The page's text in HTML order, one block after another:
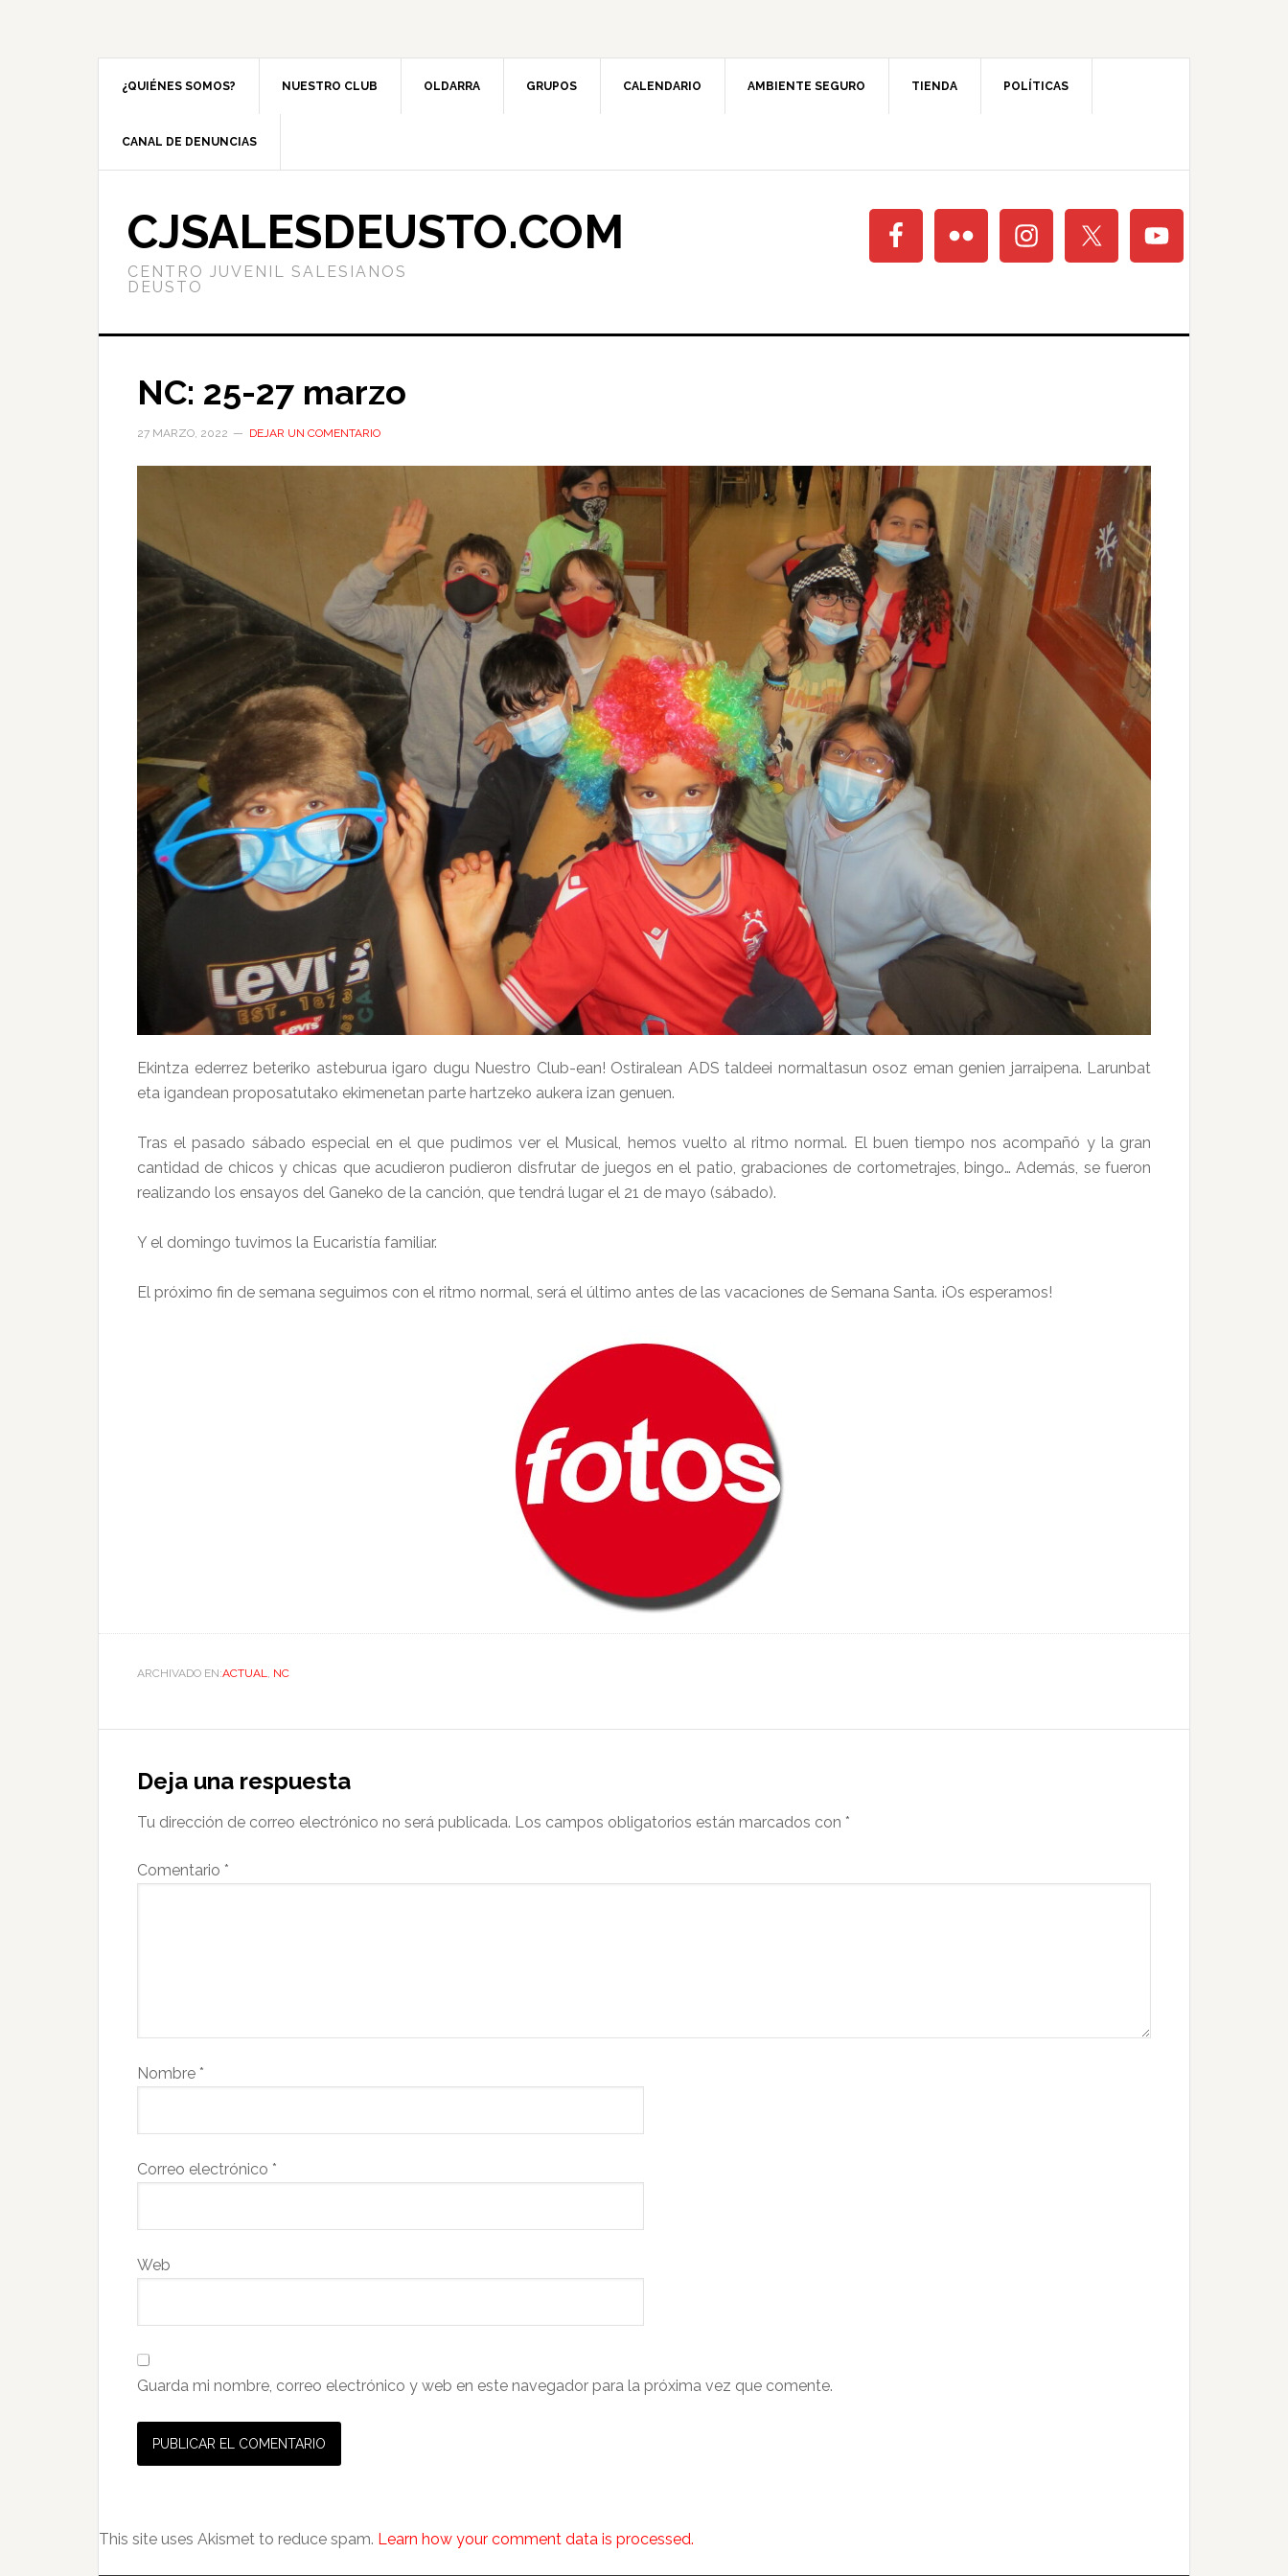
¿QUIÉNES SOMOS? NUESTRO CLUB OLDARRA GRUPOS CALENDARIO AMBIENTE SEGURO TIENDA POLÍTICAS
CANAL DE DENUNCIAS
CJSALESDEUSTO.COM
CENTRO JUVENIL SALESIANOS
DEUSTO
NC: 25-27 marzo
27 MARZO, 2022 DEJAR UN COMENTARIO
Ekintza ederrez beteriko asteburua igaro dugu Nuestro Club-ean! Ostiralean ADS taldeei normaltasun osoz eman genien jarraipena. Larunbat
eta igandean proposatutako ekimenetan parte hartzeko aukera izan genuen.
Tras el pasado sábado especial en el que pudimos ver el Musical, hemos vuelto al ritmo normal. El buen tiempo nos acompañó y la gran
cantidad de chicos y chicas que acudieron pudieron disfrutar de juegos en el patio, grabaciones de cortometrajes, bingo… Además, se fueron
realizando los ensayos del Ganeko de la canción, que tendrá lugar el 21 de mayo (sábado).
Y el domingo tuvimos la Eucaristía familiar.
El próximo fin de semana seguimos con el ritmo normal, será el último antes de las vacaciones de Semana Santa. ¡Os esperamos!
ARCHIVADO EN:ACTUAL NC
Deja una respuesta
Tu dirección de correo electrónico no será publicada. Los campos obligatorios están marcados con *
Comentario *
Nombre *
Correo electrónico *
Web
Guarda mi nombre, correo electrónico y web en este navegador para la próxima vez que comente.
This site uses Akismet to reduce spam. Learn how your comment data is processed.